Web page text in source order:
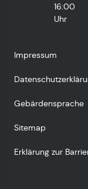
16:00
Uhr
Impressum
Gebärdensprache
Sitemap
Erklärung zur